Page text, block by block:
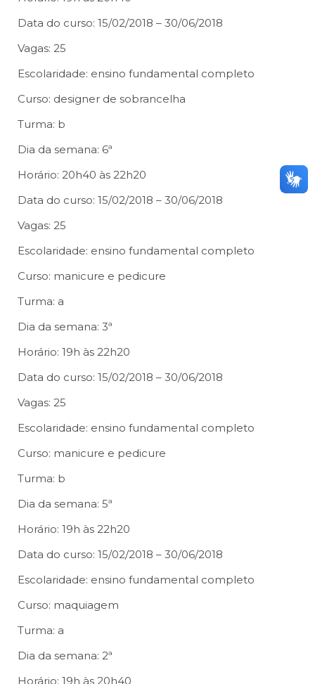
Data do curso: 15/02/2018 – 30/06/2018
Vagas: 25
Escolaridade: ensino fundamental completo
Curso: designer de sobrancelha
Turma: b
Dia da semana: 6ª
Horário: 20h40 às 22h20
Data do curso: 15/02/2018 – 30/06/2018
Vagas: 25
Escolaridade: ensino fundamental completo
Curso: manicure e pedicure
Turma: a
Dia da semana: 3ª
Horário: 19h às 22h20
Data do curso: 15/02/2018 – 30/06/2018
Vagas: 25
Escolaridade: ensino fundamental completo
Curso: manicure e pedicure
Turma: b
Dia da semana: 5ª
Horário: 19h às 22h20
Data do curso: 15/02/2018 – 30/06/2018
Escolaridade: ensino fundamental completo
Curso: maquiagem
Turma: a
Dia da semana: 2ª
Horário: 19h às 20h40